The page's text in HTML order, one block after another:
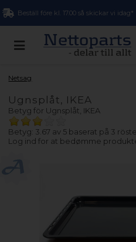
Beställ före kl. 17.00 så skickar vi idag*
Netsag
Ugnsplåt, IKEA
Betyg för Ugnsplåt, IKEA
Betyg: 3.67 av 5 baserat på 3
Log ind for at bedømme